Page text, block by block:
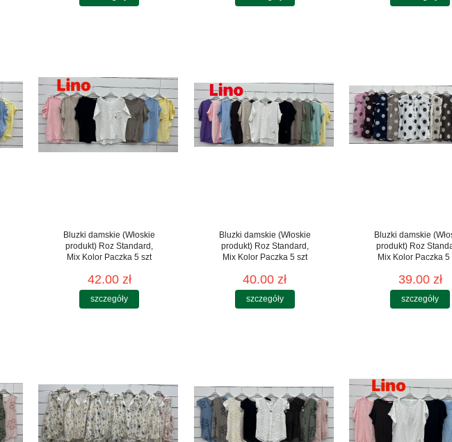
Bluzki damskie (Włoskie
produkt) Roz Standard,
Mix Kolor Paczka 5 szt
42.00 zł
szczegóły
Bluzki damskie (Włoskie
produkt) Roz Standard,
Mix Kolor Paczka 5 szt
40.00 zł
szczegóły
Bluzki damskie
produkt) Roz
Mix Kolor Paczka 5
39.00 zł
szczegóły